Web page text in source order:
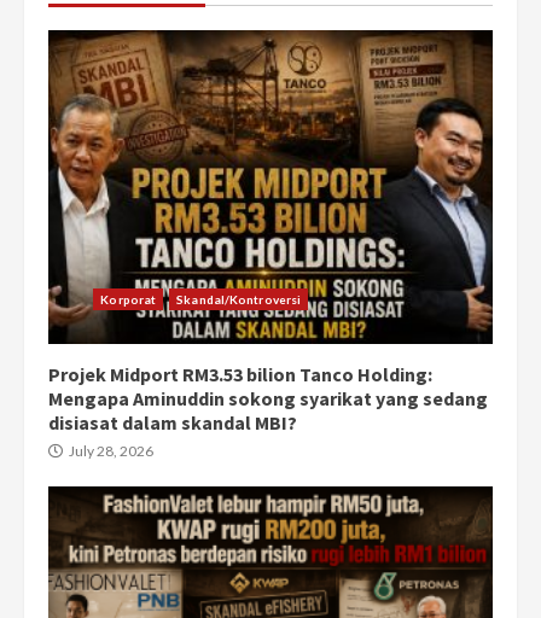
Korporat Skandal/Kontroversi
Projek Midport RM3.53 bilion Tanco Holding:
Mengapa Aminuddin sokong syarikat yang sedang
disiasat dalam skandal MBI?
July 28, 2026